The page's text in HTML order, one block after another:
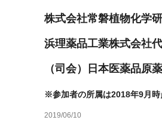
株式会社常磐植物化
浜理薬品工業株式会社
（司会）日本医薬品
※参加者の所属は2018年9月時
2019/06/10